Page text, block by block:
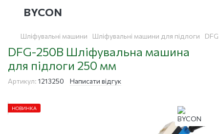
BYCON
Шліфувальні машини Шліфувальні машини для підлоги
DFG-250B Шліфувальна машина
для підлоги 250 мм
Артикул: 1213250 Написати відгук
НОВИНКА